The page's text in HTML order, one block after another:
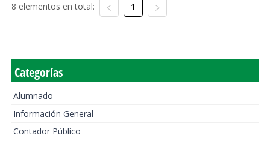
8 elementos en total: 1
Categorías
Alumnado
Información General
Contador Público